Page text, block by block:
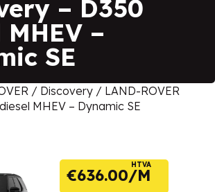
– D350
–
SE
/ Discovery / LAND-ROVER
MHEV – Dynamic SE
€636.00
HTVA